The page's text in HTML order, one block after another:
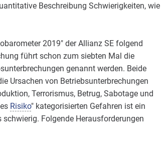
Beschreibung Schwierigkeiten, wie
2019" der Allianz SE folgend
führt schon zum siebten Mal die
genannt werden. Beide
Ursachen von Betriebsunterbrechungen
Terrorismus, Betrug, Sabotage und
Risiko" kategorisierten Gefahren ist ein
Folgende Herausforderungen